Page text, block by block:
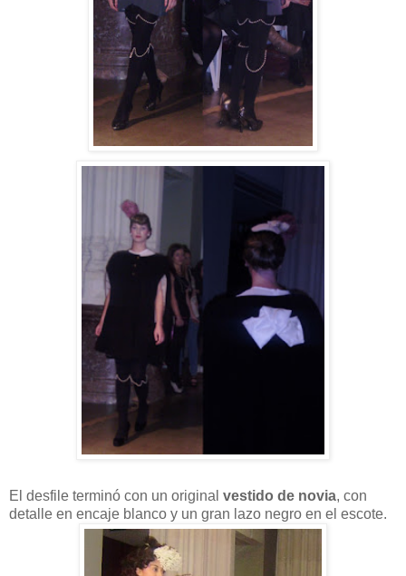
El desfile terminó con un original vestido de novia, con
detalle en encaje blanco y un gran lazo negro en el escote.